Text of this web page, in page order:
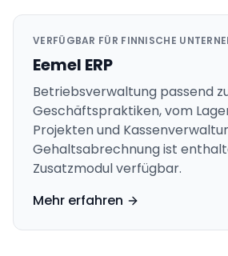
VERFÜGBAR FÜR FINNISCHE
Eemel ERP
Betriebsverwaltung passend
Geschäftspraktiken, vom
Projekten und
Gehaltsabrechnung ist
Zusatzmodul verfügbar.
Mehr erfahren